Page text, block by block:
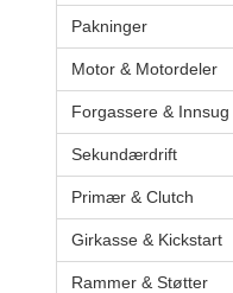
Pakninger
Motor & Motordeler
Forgassere & Innsug
Sekundærdrift
Primær & Clutch
Girkasse & Kickstart
Rammer & Støtter